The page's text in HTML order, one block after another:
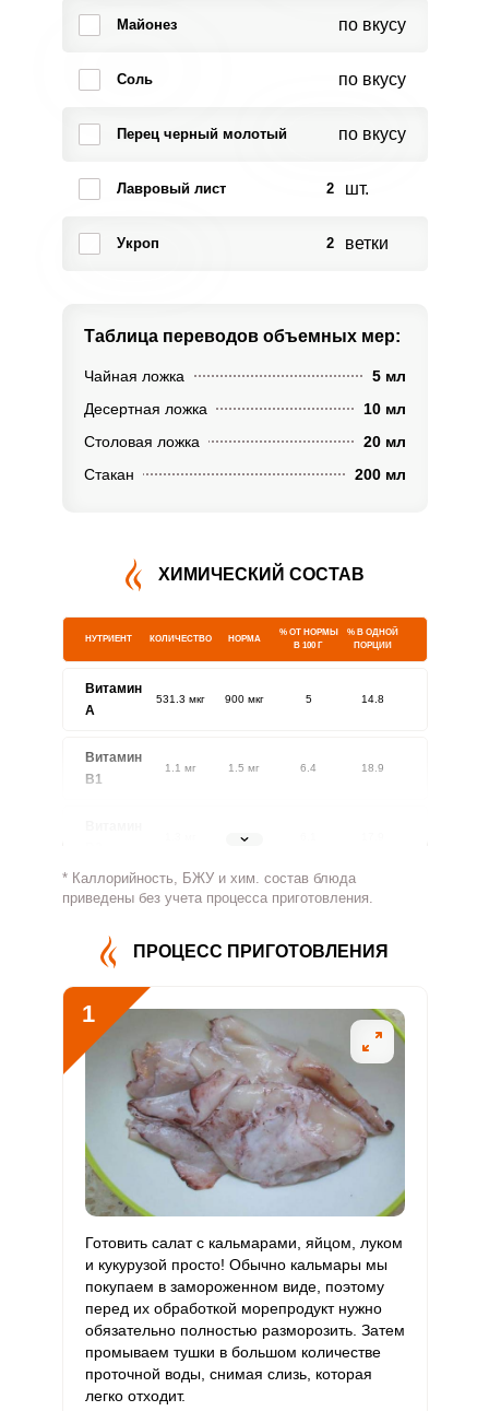
Майонез по вкусу
Соль по вкусу
Перец черный молотый по вкусу
Лавровый лист 2 шт.
Укроп 2 ветки
Таблица переводов объемных мер:
Чайная ложка
5 мл
Десертная ложка
10 мл
Столовая ложка
20 мл
Стакан
200 мл
ХИМИЧЕСКИЙ СОСТАВ
НУТРИЕНТ КОЛИЧЕСТВО НОРМА
% ОТ НОРМЫ
В 100 Г
% В ОДНОЙ
ПОРЦИИ
Витамин
A
531.3 мкг 900 мкг 5 14.8
Витамин
В1
1.1 мг 1.5 мг 6.4 18.9
1.8 мг
Витамин
811.7 мг 500 мг 13.8 40.6
Витамин
В5
Витамин
В6
1.4 мг 2 мг 17.9
Витамин
245.1 мкг 400 мкг 5.2 15.3
Витамин
В12
7.4 мкг 3 мкг 20.8
Витамин
С
37.5 мкг 90 мкг 3.5 10.4
Витамин
D
3.6 мкг 3.1
Витамин
E
* Каллорийность, БЖУ и хим. состав блюда
приведены без учета процесса приготовления.
ПРОЦЕСС ПРИГОТОВЛЕНИЯ
1
Готовить салат с кальмарами, яйцом, луком
и кукурузой просто! Обычно кальмары мы
покупаем в замороженном виде, поэтому
перед их обработкой морепродукт нужно
обязательно полностью разморозить. Затем
промываем тушки в большом количестве
проточной воды, снимая слизь, которая
легко отходит.